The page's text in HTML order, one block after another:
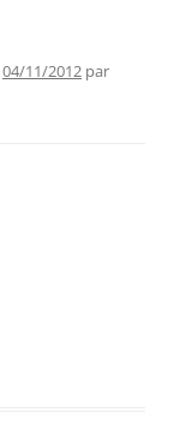
04/11/2012 par